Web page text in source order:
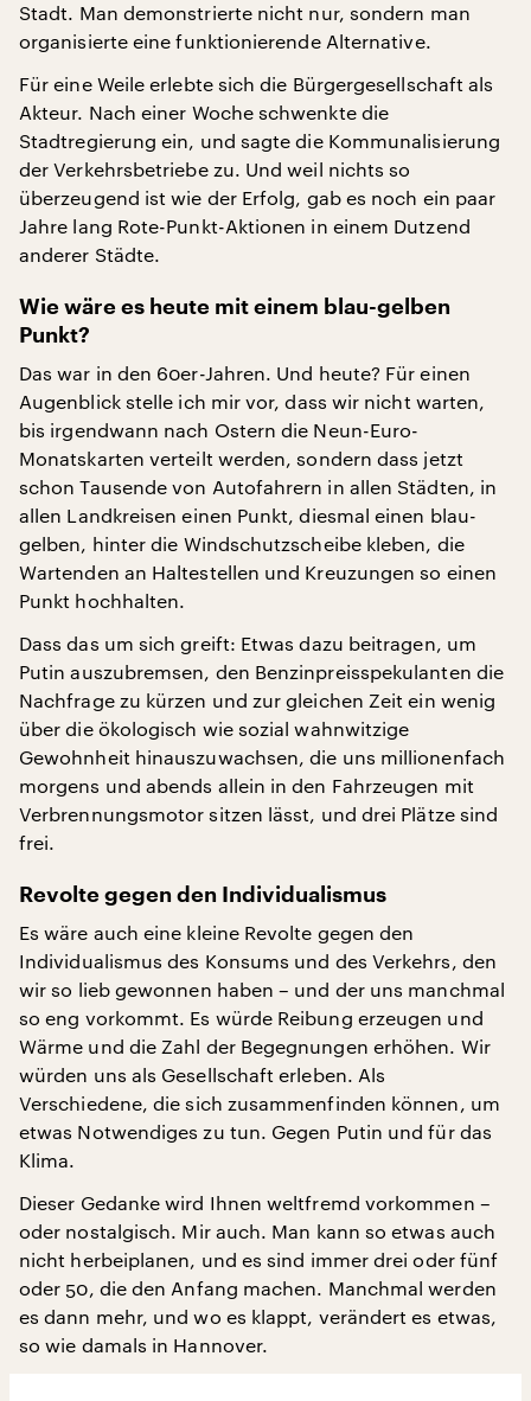
Stadt. Man demonstrierte nicht nur, sondern man
organisierte eine funktionierende Alternative.
Für eine Weile erlebte sich die Bürgergesellschaft als
Akteur. Nach einer Woche schwenkte die
Stadtregierung ein, und sagte die Kommunalisierung
der Verkehrsbetriebe zu. Und weil nichts so
überzeugend ist wie der Erfolg, gab es noch ein paar
Jahre lang Rote-Punkt-Aktionen in einem Dutzend
anderer Städte.
Wie wäre es heute mit einem blau-gelben
Punkt?
Das war in den 60er-Jahren. Und heute? Für einen
Augenblick stelle ich mir vor, dass wir nicht warten,
bis irgendwann nach Ostern die Neun-Euro-
Monatskarten verteilt werden, sondern dass jetzt
schon Tausende von Autofahrern in allen Städten, in
allen Landkreisen einen Punkt, diesmal einen blau-
gelben, hinter die Windschutzscheibe kleben, die
Wartenden an Haltestellen und Kreuzungen so einen
Punkt hochhalten.
Dass das um sich greift: Etwas dazu beitragen, um
Putin auszubremsen, den Benzinpreisspekulanten die
Nachfrage zu kürzen und zur gleichen Zeit ein wenig
über die ökologisch wie sozial wahnwitzige
Gewohnheit hinauszuwachsen, die uns millionenfach
morgens und abends allein in den Fahrzeugen mit
Verbrennungsmotor sitzen lässt, und drei Plätze sind
frei.
Revolte gegen den Individualismus
Es wäre auch eine kleine Revolte gegen den
Individualismus des Konsums und des Verkehrs, den
wir so lieb gewonnen haben – und der uns manchmal
so eng vorkommt. Es würde Reibung erzeugen und
Wärme und die Zahl der Begegnungen erhöhen. Wir
würden uns als Gesellschaft erleben. Als
Verschiedene, die sich zusammenfinden können, um
etwas Notwendiges zu tun. Gegen Putin und für das
Klima.
Dieser Gedanke wird Ihnen weltfremd vorkommen –
oder nostalgisch. Mir auch. Man kann so etwas auch
nicht herbeiplanen, und es sind immer drei oder fünf
oder 50, die den Anfang machen. Manchmal werden
es dann mehr, und wo es klappt, verändert es etwas,
so wie damals in Hannover.